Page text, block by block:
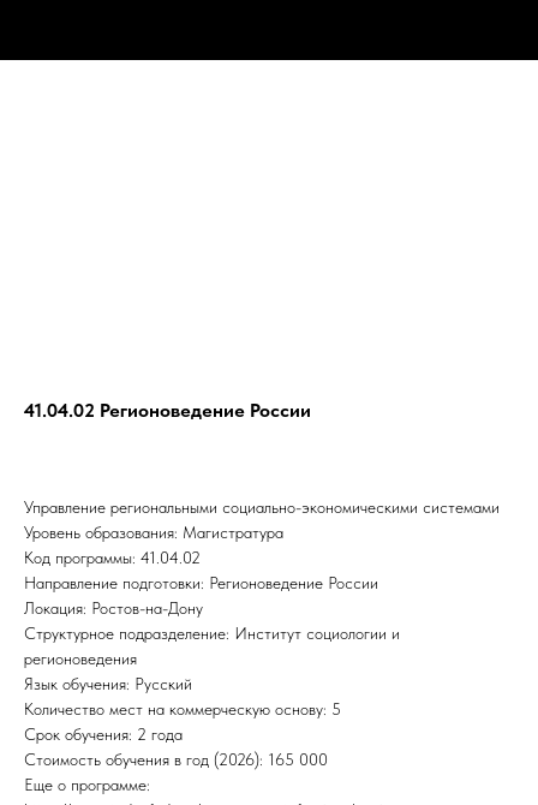
41.04.02 Регионоведение России
Управление региональными социально-экономическими системами
Уровень образования: Магистратура
Код программы: 41.04.02
Направление подготовки: Регионоведение России
Локация: Ростов-на-Дону
Структурное подразделение: Институт социологии и
регионоведения
Язык обучения: Русский
Количество мест на коммерческую основу: 5
Срок обучения: 2 года
Стоимость обучения в год (2026): 165 000
Еще о программе: